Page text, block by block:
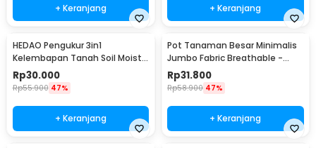
+ Keranjang + Keranjang
HEDAO Pengukur 3in1
Kelembapan Tanah Soil Moist
pH Analyzer - TL00378
Rp30.000
Rp55.900 47%
+ Keranjang
Pot Tanaman Besar Minimalis
Jumbo Fabric Breathable -
DFT24
Rp31.800
Rp58.900 47%
+ Keranjang